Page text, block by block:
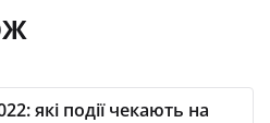
які події чекають на